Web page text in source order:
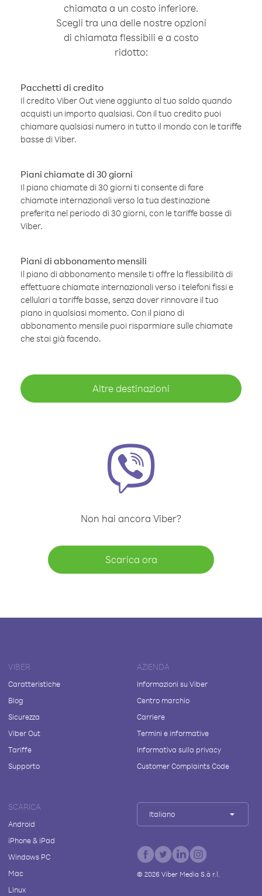
chiamata a un costo inferiore.
Scegli tra una delle nostre opzioni
di chiamata flessibili e a costo
ridotto:
Pacchetti di credito
Il credito Viber Out viene aggiunto al tuo saldo quando
acquisti un importo qualsiasi. Con il tuo credito puoi
chiamare qualsiasi numero in tutto il mondo con le tariffe
basse di Viber.
Piani chiamate di 30 giorni
Il piano chiamate di 30 giorni ti consente di fare
chiamate internazionali verso la tua destinazione
preferita nel periodo di 30 giorni, con le tariffe basse di
Viber.
Piani di abbonamento mensili
Il piano di abbonamento mensile ti offre la flessibilità di
effettuare chiamate internazionali verso i telefoni fissi e
cellulari a tariffe basse, senza dover rinnovare il tuo
piano in qualsiasi momento. Con il piano di
abbonamento mensile puoi risparmiare sulle chiamate
che stai già facendo.
Altre destinazioni
Non hai ancora Viber?
Scarica ora
VIBER
Caratteristiche
Blog
Sicurezza
Viber Out
Tariffe
Supporto
AZIENDA
Informazioni su Viber
Centro marchio
Carriere
Termini e informative
Informativa sulla privacy
Customer Complaints Code
SCARICA
Android
iPhone & iPad
Windows PC
Mac
Linux
Italiano
© 2026Viber Media S.à r.l.